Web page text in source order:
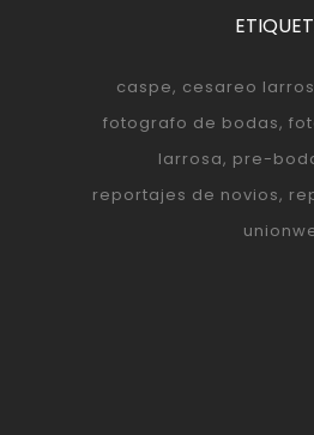
caspe cesareo
fotografo de bodas
larrosa pre-
reportajes de novios